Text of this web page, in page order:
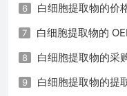
6 白细胞提取物的价
7 白细胞提取物的
8 白细胞提取物的采
9 白细胞提取物的提